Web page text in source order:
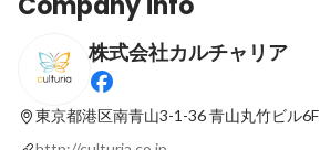
株式会社カルチャリア
東京都港区南青山3-1-36青山丸竹ビル6F